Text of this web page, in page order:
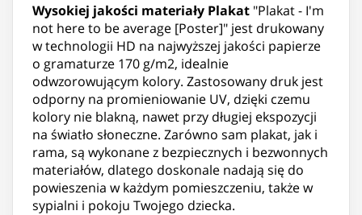
Wysokiej jakości materiały Plakat "Plakat - I'm
not here to be average [Poster]" jest drukowany
w technologii HD na najwyższej jakości papierze
o gramaturze 170 g/m2, idealnie
odwzorowującym kolory. Zastosowany druk jest
odporny na promieniowanie UV, dzięki czemu
kolory nie blakną, nawet przy długiej ekspozycji
na światło słoneczne. Zarówno sam plakat, jak i
rama, są wykonane z bezpiecznych i bezwonnych
materiałów, dlatego doskonale nadają się do
powieszenia w każdym pomieszczeniu, także w
sypialni i pokoju Twojego dziecka.